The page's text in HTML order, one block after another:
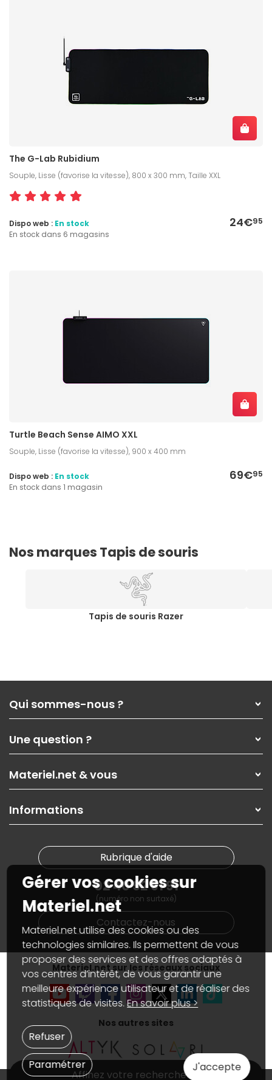
The G-Lab Rubidium
Souple, Lisse (favorise la vitesse), 800 x 300 mm, Taille XXL
24€95
Dispo web : En stock
En stock dans 6 magasins
Turtle Beach Sense AIMO XXL
Souple, Lisse (favorise la vitesse), 900 x 400 mm
69€95
Dispo web : En stock
En stock dans 1 magasin
Nos marques Tapis de souris
Tapis de souris Razer
Affinez votre recherche
Qui sommes-nous ?
Nos services
Les magasins Materiel.net
Nos solutions pour les pros
Contactez-nous
Une question ?
Paiement, livraison
Garanties,Pack Zen
SAV, demander un retour
Informations
Materiel.net & vous
On rachète votre carte graphique
PC sur mesure : Votre RDV personnalisé
Materiel.net recrute
Notre programme d'affiliation
Partenariat & Sponsoring
Informations
Nos marques
Conditions générales de vente
Marketplace
Informations légales
Données personnellesetcookies
Gérer vos cookies
Accessibilité : non conforme
Rubrique d'aide
02 40 92 91 91
(numéro non surtaxé)
Contactez-nous
Materiel.net sur les réseaux sociaux
Nos autres sites
Gérer vos cookies sur
Materiel.net
Materiel.net utilise des cookies ou des
technologies similaires. Ils permettent de vous
proposer des services et des offres adaptés à
vos centres d’intérêt, de vous garantir une
meilleure expérience utilisateur et de réaliser des
statistiques de visites.En savoir plus >
J'accepte
Paramétrer
Refuser